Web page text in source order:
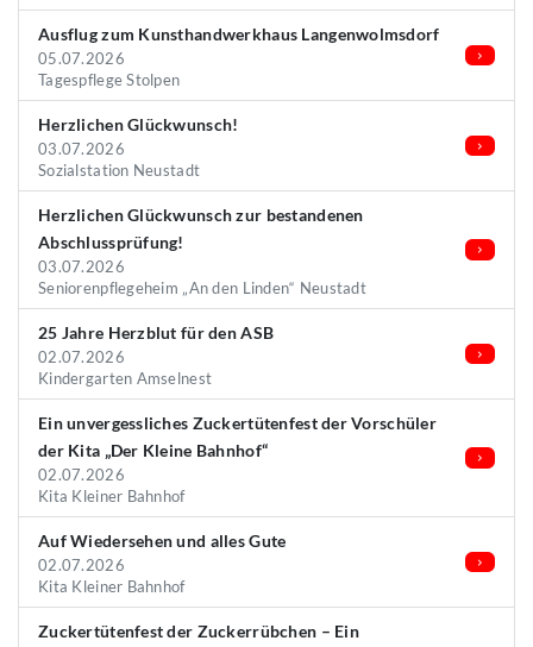
Ausflug zum Kunsthandwerkhaus Langenwolmsdorf
05.07.2026
Tagespflege Stolpen
Herzlichen Glückwunsch!
03.07.2026
Sozialstation Neustadt
Herzlichen Glückwunsch zur bestandenen
Abschlussprüfung!
03.07.2026
Seniorenpflegeheim „An den Linden“ Neustadt
25 Jahre Herzblut für den ASB
02.07.2026
Kindergarten Amselnest
Ein unvergessliches Zuckertütenfest der Vorschüler
der Kita „Der Kleine Bahnhof“
02.07.2026
Kita Kleiner Bahnhof
Auf Wiedersehen und alles Gute
02.07.2026
Kita Kleiner Bahnhof
Zuckertütenfest der Zuckerrübchen – Ein